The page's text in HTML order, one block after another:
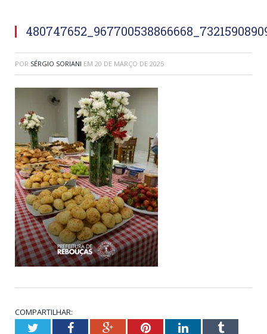
POR SÉRGIO SORIANI EM 20 DE MARÇO DE 2025
COMPARTILHAR:
TwitterFacebookGoogle+PinterestLinkedInTumblr